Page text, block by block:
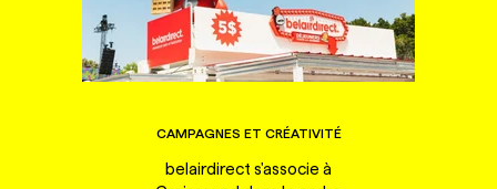
CAMPAGNES ET CRÉATIVITÉ
belairdirect s'associe à